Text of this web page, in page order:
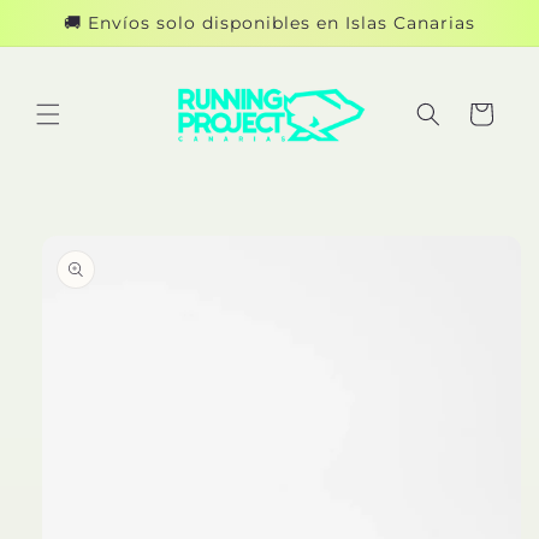
directamente
al contenido
🚚 Envíos solo disponibles en Islas Canarias
Carrito
información